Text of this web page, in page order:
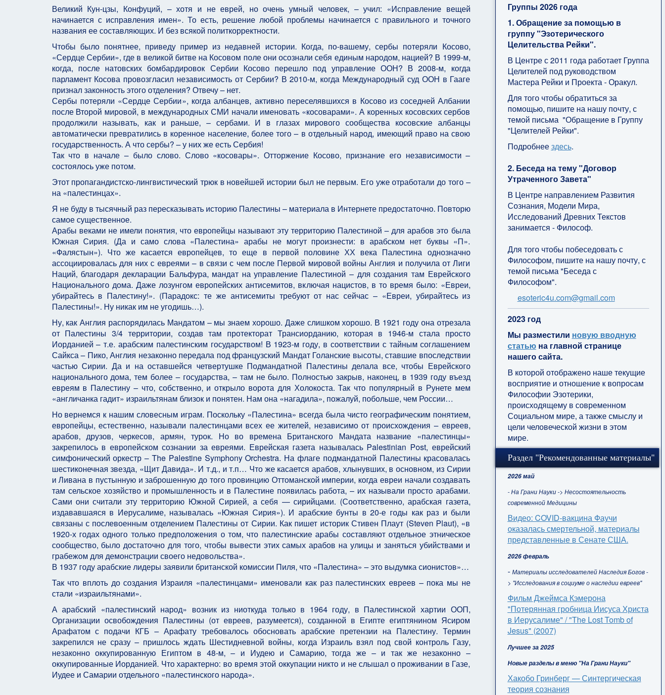
Великий Кун-цзы, Конфуций, – хотя и не еврей, но очень умный человек, – учил: «Исправление вещей
начинается с исправления имен». То есть, решение любой проблемы начинается с правильного и точного
названия ее составляющих. И без всякой политкорректности.
Чтобы было понятнее, приведу пример из недавней истории. Когда, по-вашему, сербы потеряли Косово,
«Сердце Сербии», где в великой битве на Косовом поле они осознали себя единым народом, нацией? В 1999-м,
когда, после натовских бомбардировок Сербии Косово перешло под управление ООН? В 2008-м, когда
парламент Косова провозгласил независимость от Сербии? В 2010-м, когда Международный суд ООН в Гааге
признал законность этого отделения? Отвечу – нет.
Сербы потеряли «Сердце Сербии», когда албанцев, активно переселявшихся в Косово из соседней Албании
после Второй мировой, в международных СМИ начали именовать «косоварами». А коренных косовских сербов
продолжили называть, как и раньше, – сербами. И в глазах мирового сообщества косовские албанцы
автоматически превратились в коренное население, более того – в отдельный народ, имеющий право на свою
государственность. А что сербы? – у них же есть Сербия!
Так что в начале – было слово. Слово «косовары». Отторжение Косово, признание его независимости –
состоялось уже потом.
Этот пропагандистско-лингвистический трюк в новейшей истории был не первым. Его уже отработали до того –
на «палестинцах».
Я не буду в тысячный раз пересказывать историю Палестины – материала в Интернете предостаточно. Повторю
самое существенное.
Арабы веками не имели понятия, что европейцы называют эту территорию Палестиной – для арабов это была
Южная Сирия. (Да и само слова «Палестина» арабы не могут произнести: в арабском нет буквы «П».
«Фалястын»). Что же касается европейцев, то еще в первой половине ХХ века Палестина однозначно
ассоциировалась для них с евреями – в связи с чем после Первой мировой войны Англия и получила от Лиги
Наций, благодаря декларации Бальфура, мандат на управление Палестиной – для создания там Еврейского
Национального дома. Даже лозунгом европейских антисемитов, включая нацистов, в то время было: «Евреи,
убирайтесь в Палестину!». (Парадокс: те же антисемиты требуют от нас сейчас – «Евреи, убирайтесь из
Палестины!». Ну никак им не угодишь…).
Ну, как Англия распорядилась Мандатом – мы знаем хорошо. Даже слишком хорошо. В 1921 году она отрезала
от Палестины 3/4 территории, создав там протекторат Трансиорданию, которая в 1946-м стала просто
Иорданией – т.е. арабским палестинским государством! В 1923-м году, в соответствии с тайным соглашением
Сайкса – Пико, Англия незаконно передала под французский Мандат Голанские высоты, ставшие впоследствии
частью Сирии. Да и на оставшейся четвертушке Подмандатной Палестины делала все, чтобы Еврейского
национального дома, тем более – государства, – там не было. Полностью закрыв, наконец, в 1939 году въезд
евреям в Палестину – что, собственно, и открыло ворота для Холокоста. Так что популярный в Рунете мем
«англичанка гадит» израильтянам близок и понятен. Нам она «нагадила», пожалуй, побольше, чем России…
Но вернемся к нашим словесным играм. Поскольку «Палестина» всегда была чисто географическим понятием,
европейцы, естественно, называли палестинцами всех ее жителей, независимо от происхождения – евреев,
арабов, друзов, черкесов, армян, турок. Но во времена Британского Мандата название «палестинцы»
закрепилось в европейском сознании за евреями. Еврейская газета называлась Palestinian Post, еврейский
симфонический оркестр – The Palestine Symphony Orchestra. На флаге подмандатной Палестины красовалась
шестиконечная звезда, «Щит Давида». И т.д., и т.п… Что же касается арабов, хлынувших, в основном, из Сирии
и Ливана в пустынную и заброшенную до того провинцию Оттоманской империи, когда евреи начали создавать
там сельское хозяйство и промышленность и в Палестине появилась работа, – их называли просто арабами.
Сами они считали эту территорию Южной Сирией, а себя — сирийцами. (Соответственно, арабская газета,
издававшаяся в Иерусалиме, называлась «Южная Сирия»). И арабские бунты в 20-е годы как раз и были
связаны с послевоенным отделением Палестины от Сирии. Как пишет историк Стивен Плаут (Steven Plaut), «в
1920-х годах одного только предположения о том, что палестинские арабы составляют отдельное этническое
сообщество, было достаточно для того, чтобы вывести этих самых арабов на улицы и заняться убийствами и
грабежом для демонстрации своего недовольства».
В 1937 году арабские лидеры заявили британской комиссии Пиля, что «Палестина» – это выдумка сионистов»…
Так что вплоть до создания Израиля «палестинцами» именовали как раз палестинских евреев – пока мы не
стали «израильтянами».
А арабский «палестинский народ» возник из ниоткуда только в 1964 году, в Палестинской хартии ООП,
Организации освобождения Палестины (от евреев, разумеется), созданной в Египте египтянином Ясиром
Арафатом с подачи КГБ – Арафату требовалось обосновать арабские претензии на Палестину. Термин
закрепился не сразу – пришлось ждать Шестидневной войны, когда Израиль взял под свой контроль Газу,
незаконно оккупированную Египтом в 48-м, – и Иудею и Самарию, тогда же – и так же незаконно –
оккупированные Иорданией. Что характерно: во время этой оккупации никто и не слышал о проживании в Газе,
Иудее и Самарии отдельного «палестинского народа».
Группы 2026 года
1. Обращение за помощью в
группу "Эзотерического
Целительства Рейки".
В Центре с 2011 года работает Группа
Целителей под руководством
Мастера Рейки и Проекта - Оракул.
Для того чтобы обратиться за
помощью, пишите на нашу почту, с
темой письма "Обращение в Группу
"Целителей Рейки".
Подробнеездесь.
2. Беседа на тему "Договор
Утраченного Завета"
В Центре направлением Развития
Сознания, Модели Мира,
Исследований Древних Текстов
занимается - Философ.
Для того чтобы побеседовать с
Философом, пишите на нашу почту, с
темой письма "Беседа с
Философом".
esoteric4u.com@gmail.com
2023 год
Мы разместили новую вводную
статью на главной странице
нашего сайта.
В которой отображено наше текущие
восприятие и отношение к вопросам
Философии Эзотерики,
происходящему в современном
Социальном мире, а также смыслу и
цели человеческой жизни в этом
мире.
Раздел "Рекомендованные материалы"
2026 май
- На Грани Науки -> Несостоятельность
современной Медицины
Видео: COVID-вакцина Фаучи
оказалась смертельной, материалы
представленные в Сенате США.
2026 февраль
- Материалы исследователей Наследия Богов -
> "Исследования в социуме о наследии евреев"
Фильм Джеймса Кэмерона
"Потерянная гробница Иисуса Христа
в Иерусалиме" / "The Lost Tomb of
Jesus" (2007)
Лучшее за 2025
Новые разделы в меню "На Грани Науки"
Хакобо Гринберг — Синтергическая
теория сознания